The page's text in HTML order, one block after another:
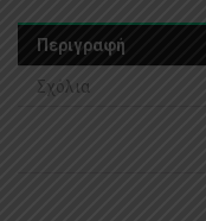
Περιγραφή
Σχόλια